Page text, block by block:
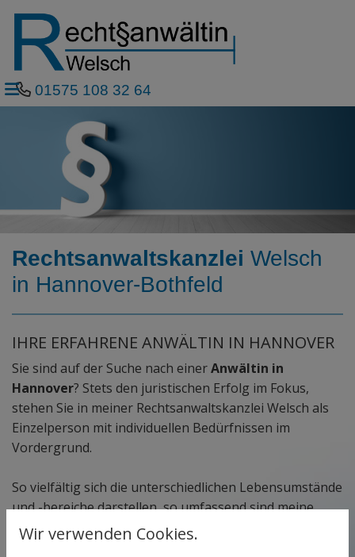
01575 108 32 64
Rechtsanwaltskanzlei Welsch
in Hannover-Bothfeld
IHRE ERFAHRENE ANWÄLTIN IN HANNOVER
Sie sind auf der Suche nach einerAnwältin in
Hannover? Stets den juristischen Erfolg im Fokus,
stehen Sie in meiner Rechtsanwaltskanzlei Welsch als
Einzelperson mit individuellen Bedürfnissen im
Vordergrund.
So vielfältig sich die unterschiedlichen Lebensumstände
und -bereiche darstellen, so umfassend sind meine
Erfahrungen und Kenntnisse in den
Wir verwenden Cookies.